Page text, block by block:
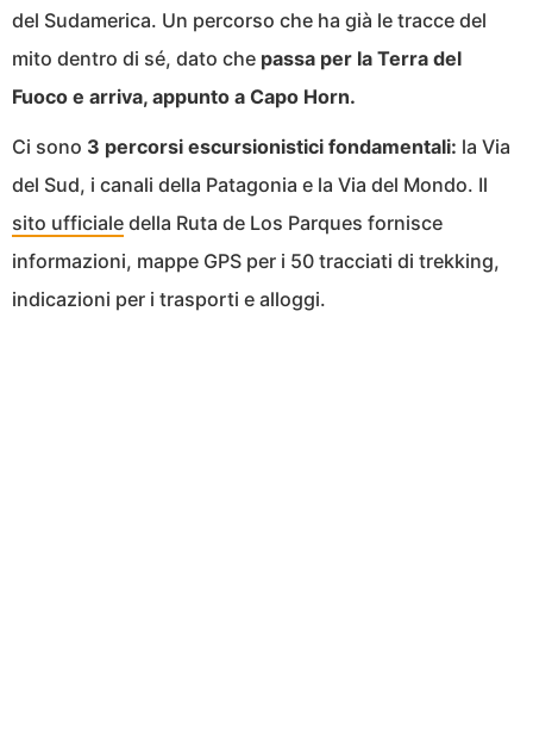
del Sudamerica. Un percorso che ha già le tracce del
mito dentro di sé, dato che passa per la Terra del
Fuoco e arriva, appunto a Capo Horn.
Ci sono 3 percorsi escursionistici fondamentali: la Via
del Sud, i canali della Patagonia e la Via del Mondo. Il
sito ufficiale della Ruta de Los Parques fornisce
informazioni, mappe GPS per i 50 tracciati di trekking,
indicazioni per i trasporti e alloggi.